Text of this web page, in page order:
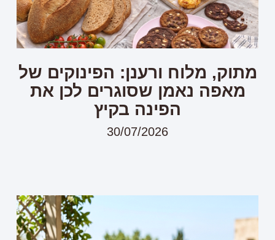
מתוק, מלוח ורענן: הפינוקים של
מאפה נאמן שסוגרים לכן את
הפינה בקיץ
30/07/2026